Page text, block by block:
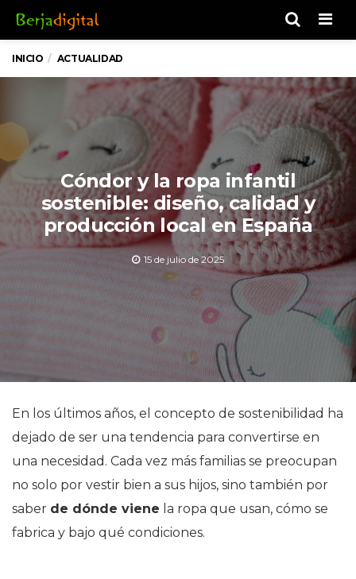
INICIO ACTUALIDAD
Cóndor y la ropa infantil
sostenible: diseño, calidad y
producción local en España
15 de julio de 2025
En los últimos años, el concepto de sostenibilidad ha
dejado de ser una tendencia para convertirse en
una necesidad. Cada vez más familias se preocupan
no solo por vestir bien a sus hijos, sino también por
saber de dónde viene la ropa que usan, cómo se
fabrica y bajo qué condiciones.